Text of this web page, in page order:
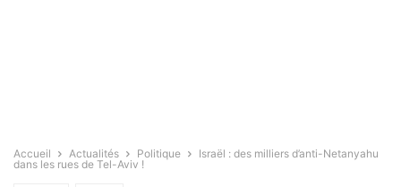
Accueil Actualités Politique
Israël : des milliers d’anti-Netanyahu
dans les rues de Tel-Aviv !